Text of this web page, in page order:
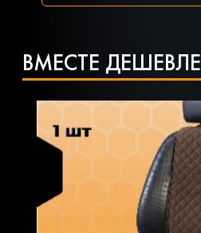
ВМЕСТЕ ДЕШЕВЛЕ